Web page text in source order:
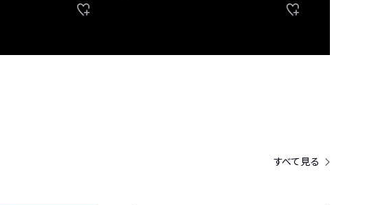
すべて見る